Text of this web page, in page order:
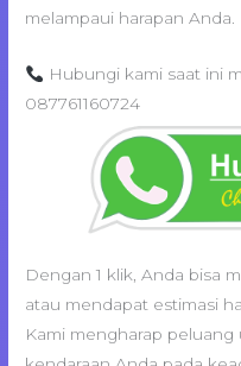
melampaui harapan Anda.
Hubungi kami saat ini
087761160724
Dengan 1 klik, Anda bisa
atau mendapat estimasi
Kami mengharap